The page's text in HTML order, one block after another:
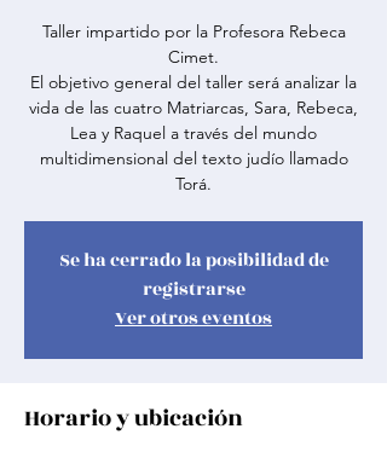
Taller impartido por la Profesora Rebeca
Cimet.
El objetivo general del taller será analizar la
vida de las cuatro Matriarcas, Sara, Rebeca,
Lea y Raquel a través del mundo
multidimensional del texto judío llamado
Torá.
Se ha cerrado la posibilidad de
registrarse
Ver otros eventos
Horario y ubicación